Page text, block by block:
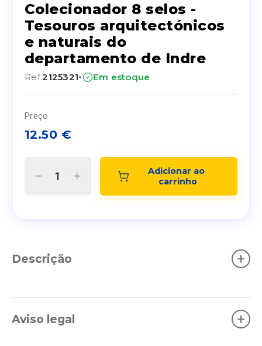
Colecionador 8 selos -
Tesouros arquitectónicos
e naturais do
departamento de Indre
Ref.2125321· Em estoque
Preço
12.50 €
Adicionar ao
carrinho
Descrição +
Aviso legal +